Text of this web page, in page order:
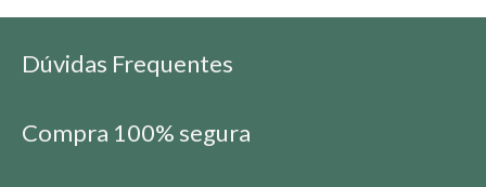
Dúvidas Frequentes
Compra 100% segura